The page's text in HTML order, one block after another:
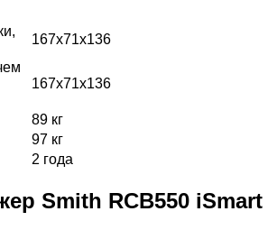
167х71х136
167х71х136
89 кг
97 кг
2 года
Smith RCB550 iSmart